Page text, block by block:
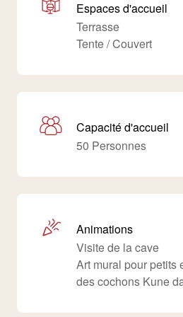
Espaces d'accueil
Terrasse
Tente / Couvert
Capacité d'accueil
50 Personnes
Animations
Visite de la cave
Art mural pour petits
des cochons Kune